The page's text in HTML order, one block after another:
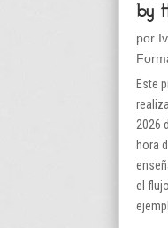
by
por
Este
2026
hora
el